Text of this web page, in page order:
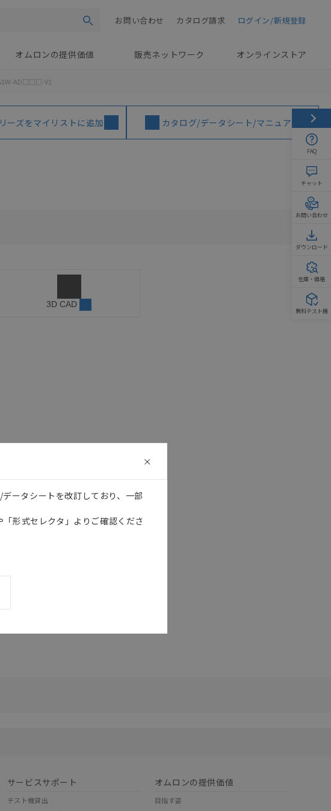
検索 ログイン/新規登録
カタログ請求
お問い合わせ
オムロンの提供価値 販売ネットワーク オンラインストア
AD□□□-V1
ーズをマイリストに追加 カタログ/データシート/マニュアル
3D CAD
サービスサポート
テスト機貸出
オムロンの提供価値
目指す姿
FAQ
チャット
お問い合わせ
ダウンロード
在庫・価格
無料テスト機
ータシートを改訂しており、一部
形式セレクタ」よりご確認くださ